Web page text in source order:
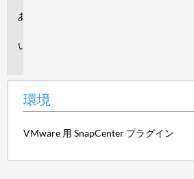
環境
VMware 用 SnapCenter プラグイン